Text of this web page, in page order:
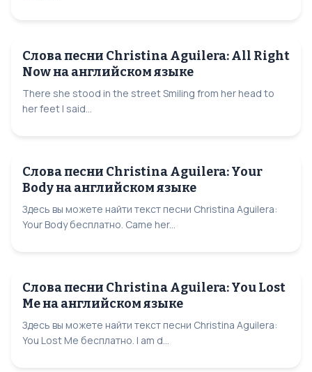
Слова песни Christina Aguilera: All Right
Now на английском языке
There she stood in the street Smiling from her head to
her feet I said...
Слова песни Christina Aguilera: Your
Body на английском языке
Здесь вы можете найти текст песни Christina Aguilera:
Your Body бесплатно. Came her...
Слова песни Christina Aguilera: You Lost
Me на английском языке
Здесь вы можете найти текст песни Christina Aguilera:
You Lost Me бесплатно. I am d...